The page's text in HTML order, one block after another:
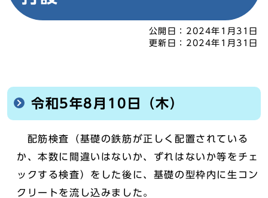
公開日： 2024年1月31日
更新日： 2024年1月31日
令和5年8月10日（木）
配筋検査（基礎の鉄筋が正しく配置されている
か、本数に間違いはないか、ずれはないか等をチェ
ックする検査）をした後に、基礎の型枠内に生コン
クリートを流し込みました。